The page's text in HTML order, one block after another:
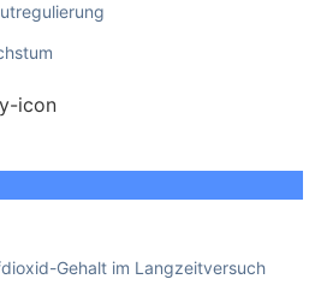
Gehalt im Langzeitversuch